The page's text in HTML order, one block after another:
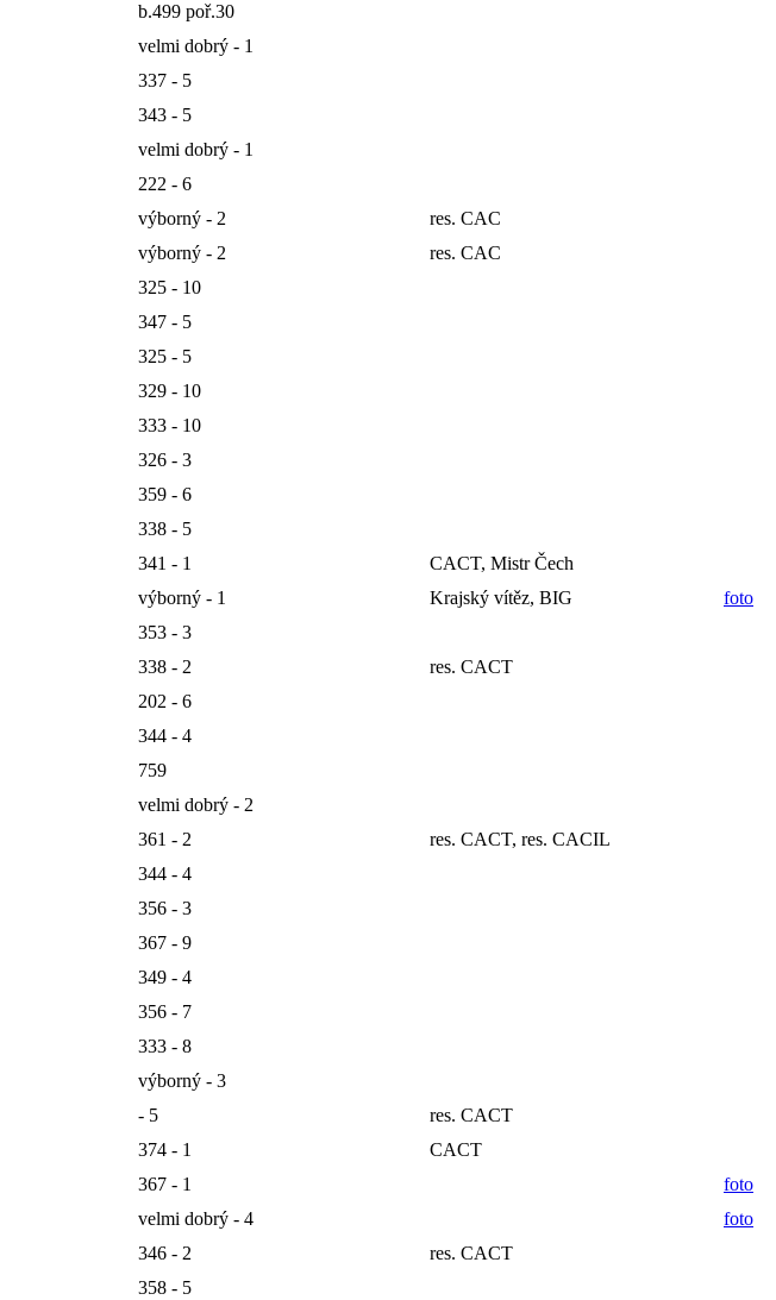
b.499 poř.30
velmi dobrý - 1
337 - 5
343 - 5
velmi dobrý - 1
222 - 6
výborný - 2
res. CAC
výborný - 2
res. CAC
325 - 10
347 - 5
325 - 5
329 - 10
333 - 10
326 - 3
359 - 6
338 - 5
341 - 1
CACT, Mistr Čech
výborný - 1 Krajský vítěz, BIG
foto
353 - 3
338 - 2
res. CACT
202 - 6
344 - 4
759
velmi dobrý - 2
361 - 2
res. CACT, res. CACIL
344 - 4
356 - 3
367 - 9
349 - 4
356 - 7
333 - 8
výborný - 3
- 5
res. CACT
374 - 1
CACT
367 - 1
foto
velmi dobrý - 4
foto
346 - 2
res. CACT
358 - 5